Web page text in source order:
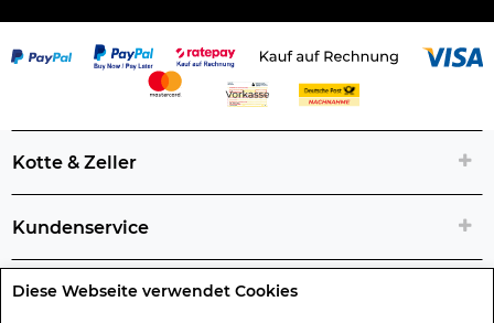
Diese Webseite verwendet Cookies
Kotte & Zeller
Kundenservice
Rechtliche Artikelinfos